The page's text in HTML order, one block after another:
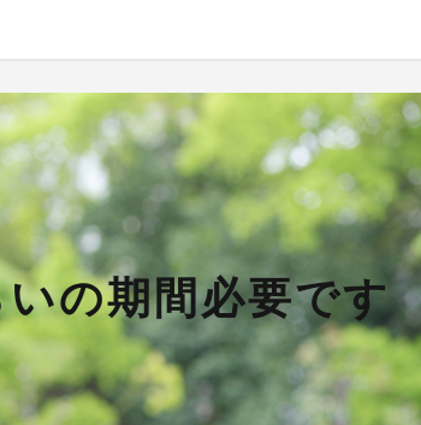
の期間必要です